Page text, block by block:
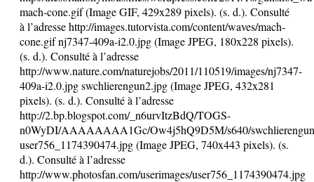
mach-cone.gif (Image GIF, 429x289 pixels). (s. d.). Consulté
à l’adresse http://images.tutorvista.com/content/waves/mach-
cone.gif nj7347-409a-i2.0.jpg (Image JPEG, 180x228 pixels).
(s. d.). Consulté à l’adresse
http://www.nature.com/naturejobs/2011/110519/images/nj7347-
409a-i2.0.jpg swchlierengun2.jpg (Image JPEG, 432x281
pixels). (s. d.). Consulté à l’adresse
http://2.bp.blogspot.com/_n6urvItzBdQ/TOGS-
n0WyDI/AAAAAAAA1Gc/Ow4j5hQ9D5M/s640/
user756_1174390474.jpg (Image JPEG, 740x443 pixels). (s.
d.). Consulté à l’adresse
http://www.photosfan.com/userimages/user756_1174390474.jpg